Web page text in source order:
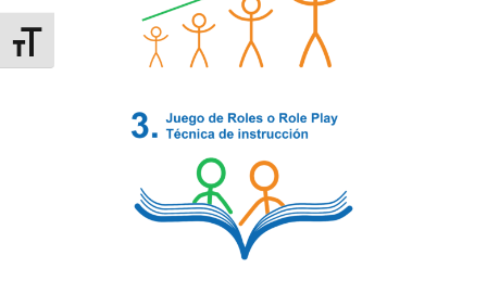
Alternar tamaño de letra